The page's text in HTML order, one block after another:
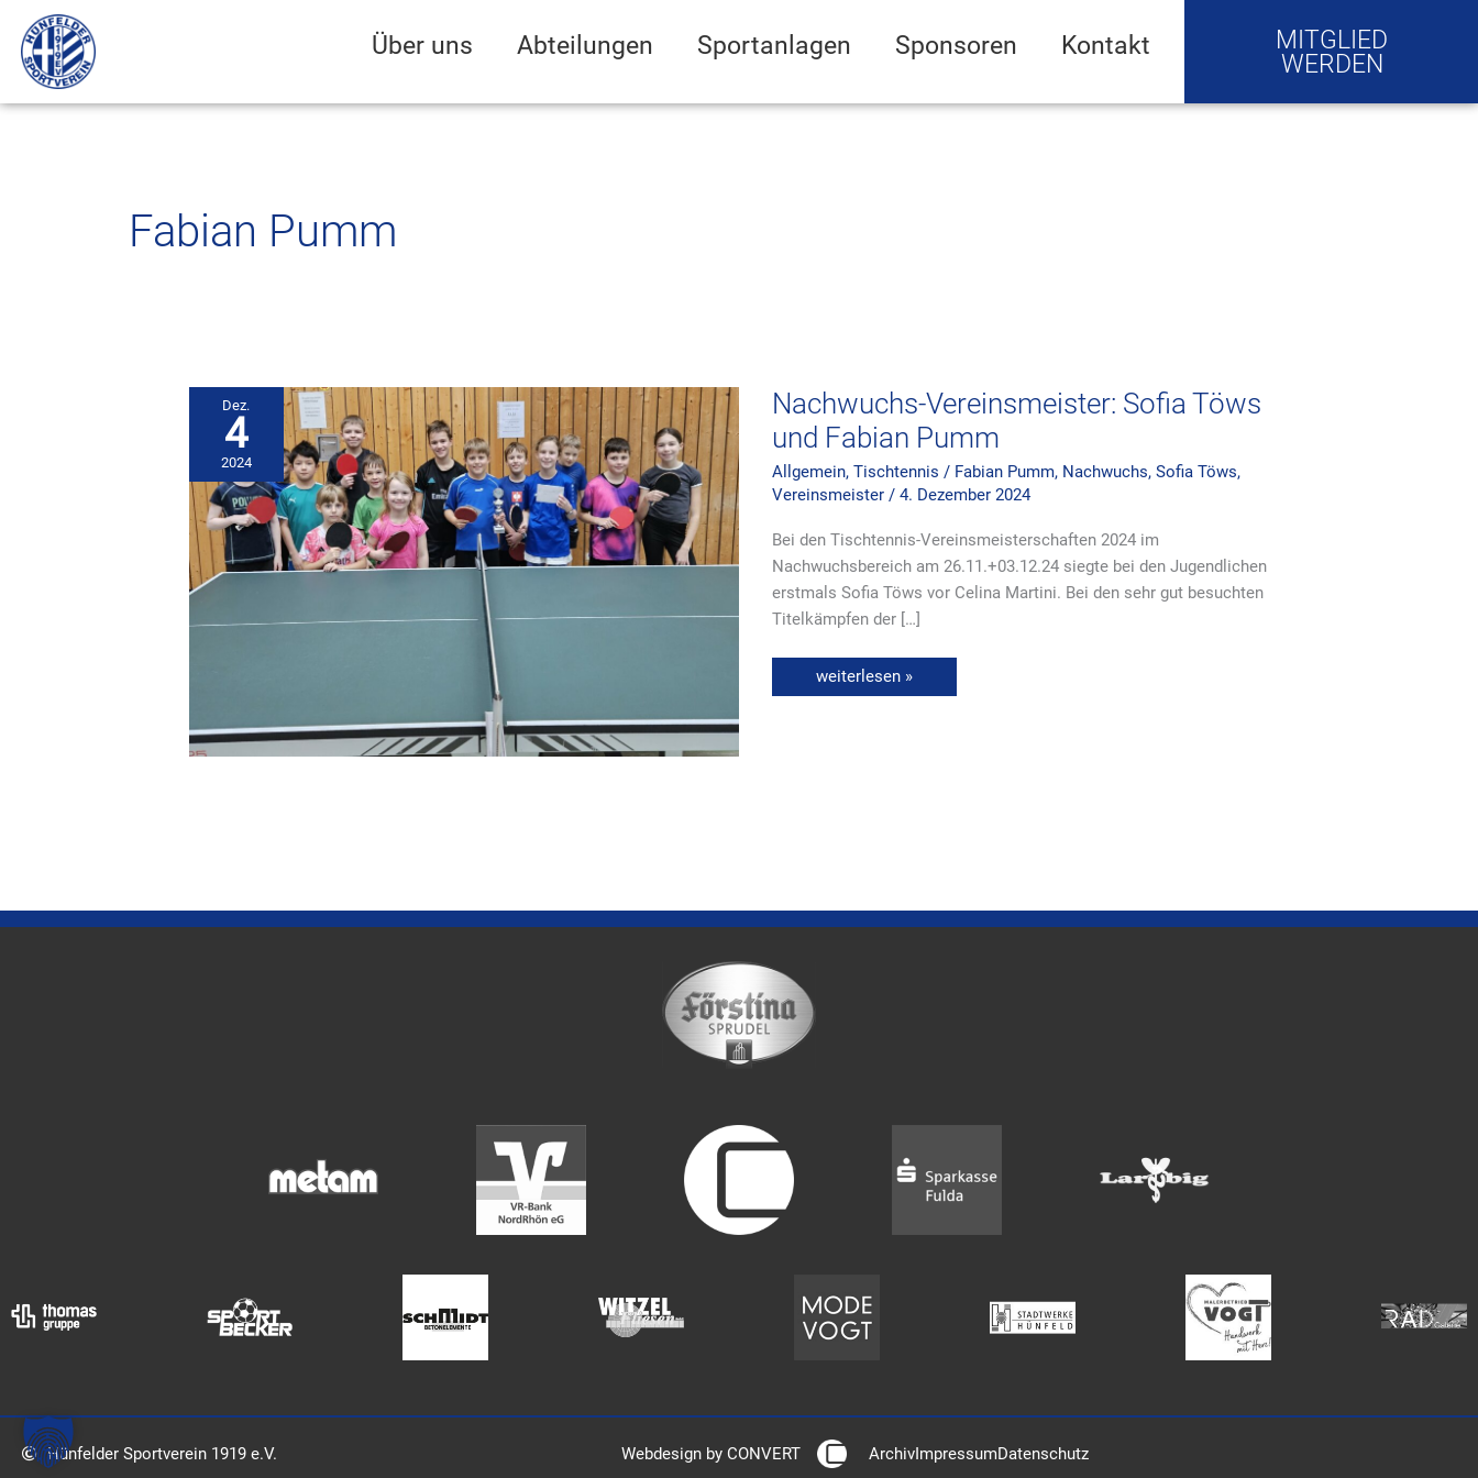
Inhalt
springen
Über uns Abteilungen Sportanlagen Sponsoren Kontakt
MITGLIED
WERDEN
Fabian Pumm
Dez.
4
2024
Nachwuchs-Vereinsmeister: Sofia Töws
und Fabian Pumm
Allgemein, Tischtennis / Fabian Pumm, Nachwuchs, Sofia Töws,
Vereinsmeister / 4. Dezember 2024
Bei den Tischtennis-Vereinsmeisterschaften 2024 im
Nachwuchsbereich am 26.11.+03.12.24 siegte bei den Jugendlichen
erstmals Sofia Töws vor Celina Martini. Bei den sehr gut besuchten
Titelkämpfen der […]
Fabian
Pumm
weiterlesen »
Hünfelder Sportverein 1919 e.V. Webdesign by CONVERT ArchivImpressumDatenschutz